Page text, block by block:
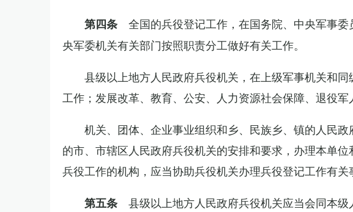
第四条 全国的兵役登记工作，在国务院、中央军事
央军委机关有关部门按照职责分工做好有关工作。
县级以上地方人民政府兵役机关，在上级军事机关和
工作；发展改革、教育、公安、人力资源社会保障、退役军
机关、团体、企业事业组织和乡、民族乡、镇的人民
的市、市辖区人民政府兵役机关的安排和要求，办理本单
兵役工作的机构，应当协助兵役机关办理兵役登记工作有关
第五条 县级以上地方人民政府兵役机关应当会同本